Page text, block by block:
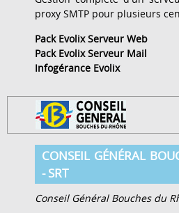
proxy SMTP pour plusieurs
Pack Evolix Serveur Web
Pack Evolix Serveur Mail
Infogérance Evolix
CONSEIL GÉNÉRAL
- SRT
Conseil Général Bouches du